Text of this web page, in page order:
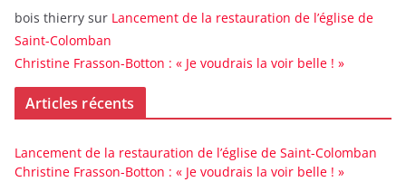
bois thierry sur Lancement de la restauration de l’église de
Saint-Colomban
Christine Frasson-Botton : « Je voudrais la voir belle ! »
Articles récents
Lancement de la restauration de l’église de Saint-Colomban
Christine Frasson-Botton : « Je voudrais la voir belle ! »